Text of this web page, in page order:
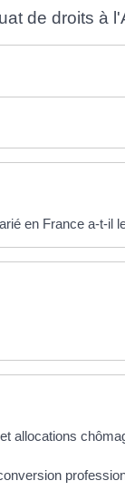
de droits à
en France a-t-il
allocations